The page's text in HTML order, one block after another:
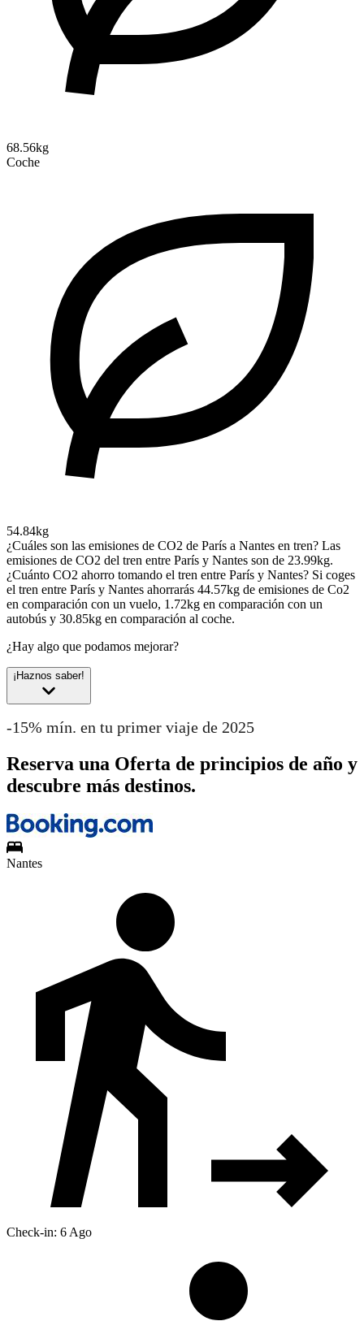
68.56kg
Coche
54.84kg
¿Cuáles son las emisiones de CO2 de París a Nantes en tren? Las
emisiones de CO2 del tren entre París y Nantes son de 23.99kg.
¿Cuánto CO2 ahorro tomando el tren entre París y Nantes? Si coges
el tren entre París y Nantes ahorrarás 44.57kg de emisiones de Co2
en comparación con un vuelo, 1.72kg en comparación con un
autobús y 30.85kg en comparación al coche.
¿Hay algo que podamos mejorar?
¡Haznos saber!
-15% mín. en tu primer viaje de 2025
Reserva una Oferta de principios de año y
descubre más destinos.
Nantes
Check-in: 6 Ago